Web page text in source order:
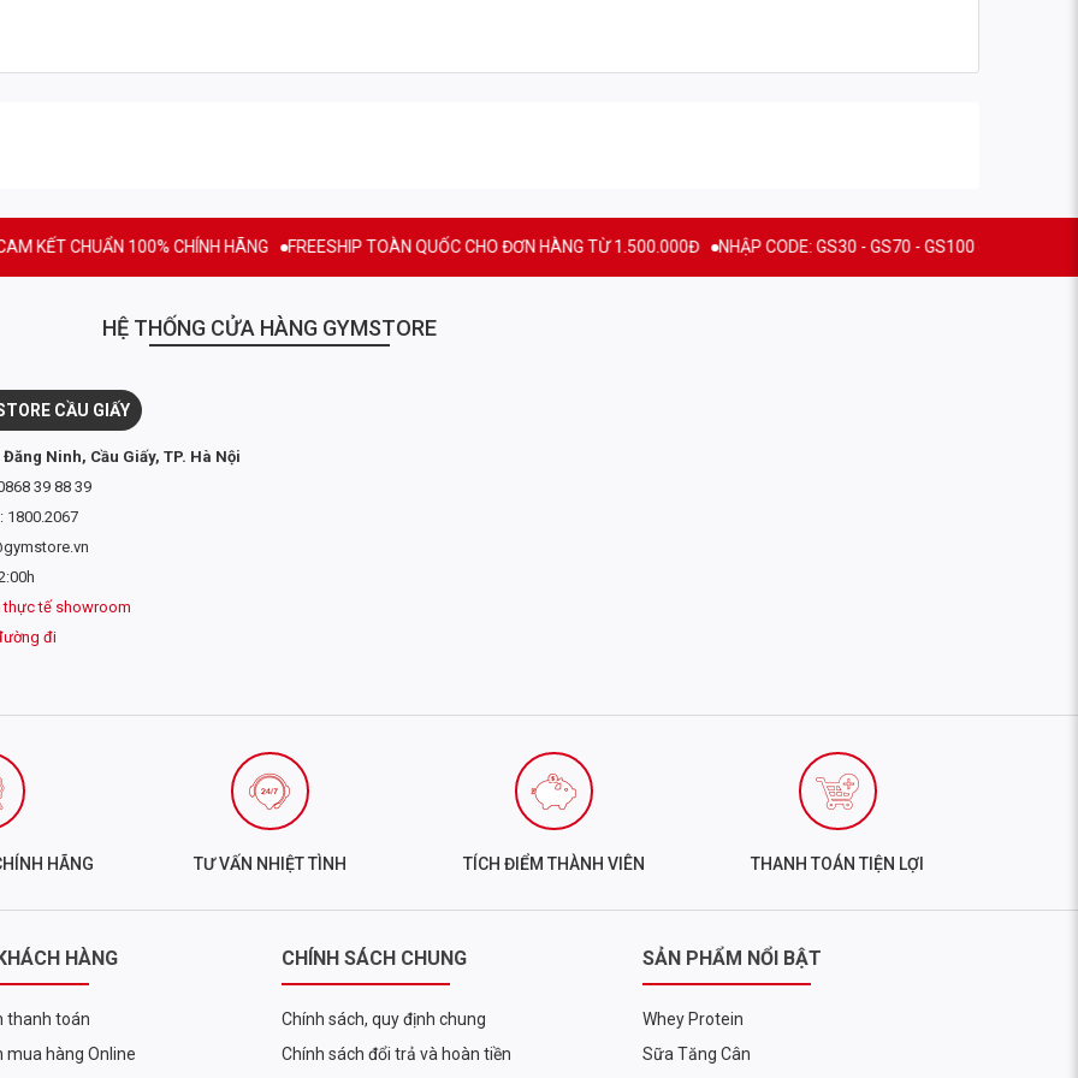
tập gym hỗ trợ lưng và bụng, đồng thời giúp ngăn ngừa thoát vị bụng khi tập luyện.
(7,6cm) giúp giữ tư thế đúng và tăng sức mạnh khi tập tạ
gánh tạ.
cao sự thoải mái.
có thể điều chỉnh cho phù hợp với lưng.
FIRMFIT CONTOUR BELT
Squat và Dead lift.
thành một bức tường ở phần thân dưới, kết nối lồng ngực đến hông. Điều này không chỉ ngăn ngừa chuyển động của lưng mà
tạ.
CHUẨN 100% CHÍNH HÃNG FREESHIP TOÀN QUỐC CHO ĐƠN HÀNG TỪ 1.500.000Đ NHẬP CODE: GS30 - GS70 - GS100 giảm trực tiếp 30K -
HỆ THỐNG CỬA HÀNG GYMSTORE
CẦU GIẤY
Đăng Ninh, Cầu Giấy, TP. Hà Nội
39 88 39
1800.2067
thực tế showroom
đi
HÃNG TƯ VẤN NHIỆT TÌNH TÍCH ĐIỂM THÀNH VIÊN THANH TOÁN TIỆN LỢI
HÀNG
thanh toán
mua hàng Online
CHÍNH SÁCH CHUNG
Chính sách, quy định chung
Chính sách đổi trả và hoàn tiền
SẢN PHẨM NỔI BẬT
Whey Protein
Sữa Tăng Cân